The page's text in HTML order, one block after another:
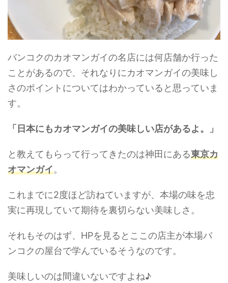
バンコクのカオマンガイの名店には何店舗か行った
ことがあるので、それなりにカオマンガイの美味し
さのポイントについてはわかっていると思っていま
す。
「日本にもカオマンガイの美味しい店があるよ。」
と教えてもらって行ってきたのは神田にある東京カ
オマンガイ。
これまでに2度ほど訪ねていますが、本場の味を忠
実に再現していて期待を裏切らない美味しさ。
それもそのはず、HPを見るとここの店主が本場バ
ンコクの屋台で学んでいるそうなのです。
美味しいのは間違いないですよね♪